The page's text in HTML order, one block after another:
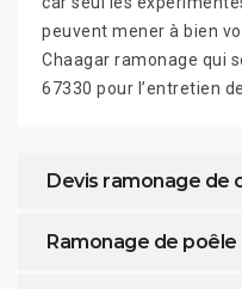
peuvent mener à bien
Chaagar ramonage qui
67330 pour l’entretien
Devis ramonage de
Ramonage de poêle